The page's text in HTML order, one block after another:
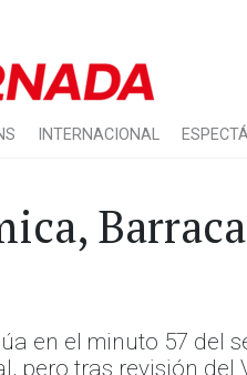
INTERNACIONAL
en el minuto 57 del
pero tras revisión del